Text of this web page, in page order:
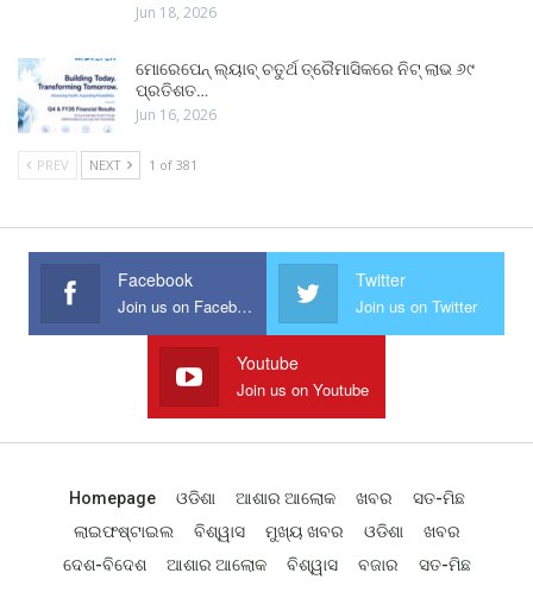
Jun 18, 2026
ମୋରେପେନ୍ ଲ୍ୟାବ୍ ଚତୁର୍ଥ ତ୍ରୈମାସିକରେ ନିଟ୍ ଲାଭ ୬୯
ପ୍ରତିଶତ…
Jun 16, 2026
PREV NEXT 1 of 381
Facebook
Join us on Facebook
Twitter
Join us on Twitter
Youtube
Join us on Youtube
Homepage ଓଡିଶା ଆଶାର ଆଲୋକ ଖବର
ସତ-ମିଛ
ଲାଇଫଷ୍ଟାଇଲ
ବିଶ୍ୱାସ ମୁଖ୍ୟ ଖବର ଓଡିଶା
ଖବର
ଦେଶ-ବିଦେଶ
ଆଶାର ଆଲୋକ ବିଶ୍ୱାସ ବଜାର
ସତ-ମିଛ